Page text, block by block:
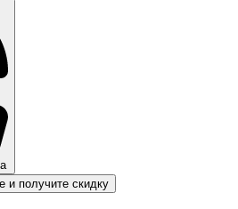
получите скидку